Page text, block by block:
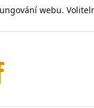
webu.